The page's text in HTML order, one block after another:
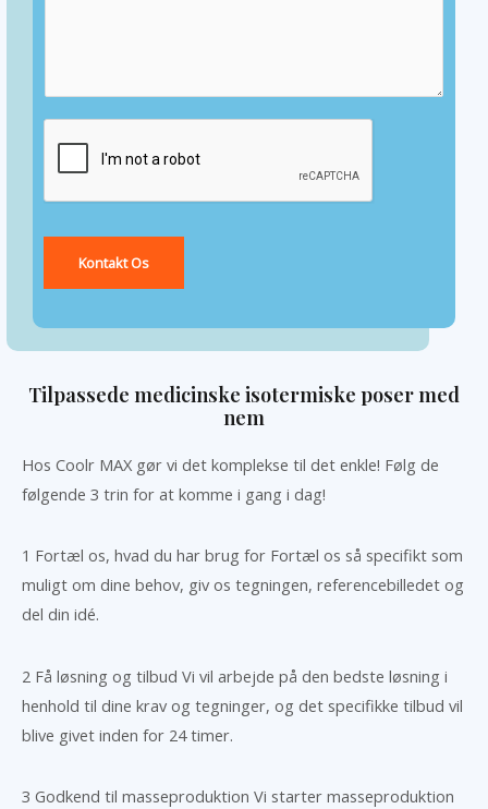
Kontakt Os
Tilpassede medicinske isotermiske poser med
nem
Hos Coolr MAX gør vi det komplekse til det enkle! Følg de
følgende 3 trin for at komme i gang i dag!
1 Fortæl os, hvad du har brug for Fortæl os så specifikt som
muligt om dine behov, giv os tegningen, referencebilledet og
del din idé.
2 Få løsning og tilbud Vi vil arbejde på den bedste løsning i
henhold til dine krav og tegninger, og det specifikke tilbud vil
blive givet inden for 24 timer.
3 Godkend til masseproduktion Vi starter masseproduktion